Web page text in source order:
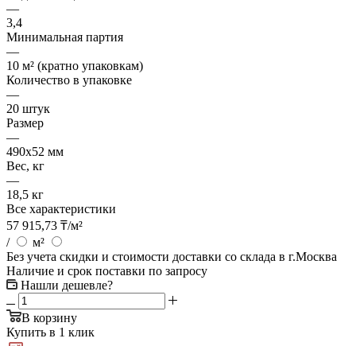
—
3,4
Минимальная партия
—
10 м² (кратно упаковкам)
Количество в упаковке
—
20 штук
Размер
—
490х52 мм
Вес, кг
—
18,5 кг
Все характеристики
57 915,73 ₸/м²
/
м²
Без учета скидки и стоимости доставки со склада в г.Москва
Наличие и срок поставки по запросу
Нашли дешевле?
В корзину
Купить в 1 клик